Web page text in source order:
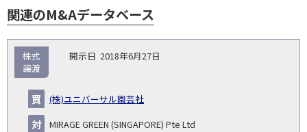
関連のM&Aデータベース
示
い
企
業・
事業
り
▽
2018年6月27日
(株)ユニバーサル園芸社
MIRAGE GREEN (SINGAPORE) Pte Ltd
株式
譲渡